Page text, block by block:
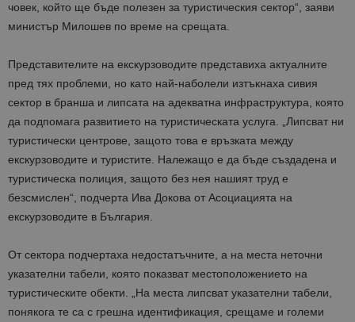
човек, който ще бъде полезен за туристическия сектор“, заяви
министър Милошев по време на срещата.
Представителите на екскурзоводите представиха актуалните
пред тях проблеми, но като най-наболели изтъкнаха сивия
сектор в бранша и липсата на адекватна инфраструктура, която
да подпомага развитието на туристическата услуга. „Липсват ни
туристически центрове, защото това е връзката между
екскурзоводите и туристите. Належащо е да бъде създадена и
туристическа полиция, защото без нея нашият труд е
безсмислен“, подчерта Ива Докова от Асоциацията на
екскурзоводите в България.
От сектора подчертаха недостатъчните, а на места неточни
указателни табели, която показват местоположението на
туристическите обекти. „На места липсват указателни табели,
понякога те са с грешна идентификация, срещаме и големи